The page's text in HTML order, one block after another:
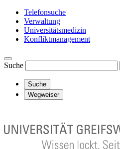
Telefonsuche
Verwaltung
Universitätsmedizin
Konfliktmanagement
Suche
Suche
Wegweiser